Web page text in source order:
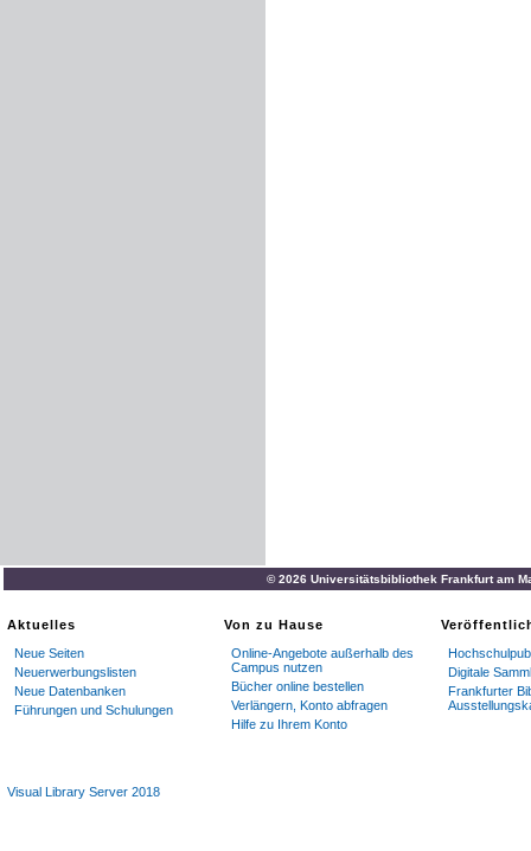
© 2026 Universitätsbibliothek Frankfurt am
Aktuelles
Neue Seiten
Neuerwerbungslisten
Neue Datenbanken
Führungen und Schulungen
Von zu Hause
Online-Angebote außerhalb des
Campus nutzen
Bücher online bestellen
Verlängern, Konto abfragen
Hilfe zu Ihrem Konto
Digitale
Frankfurter
Visual Library Server 2018